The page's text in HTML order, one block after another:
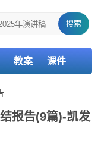
搜索
教案 课件
报告(9篇)-凯发